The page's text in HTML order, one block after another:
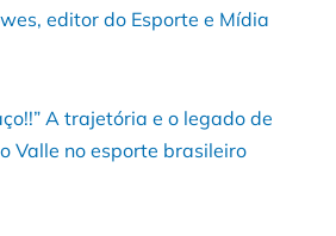
editor do Esporte e Mídia
A trajetória e o legado de
Valle no esporte brasileiro